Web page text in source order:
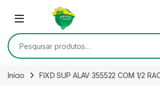
Skip to navigation
Open
Pesquisar por:
Início FIXD SUP ALAV 355522 COM 1/2